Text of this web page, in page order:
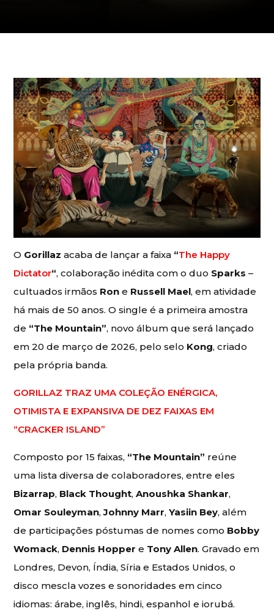
O Gorillaz acaba de lançar a faixa “The Happy
Dictator“, colaboração inédita com o duo Sparks –
cultuados irmãos Ron e Russell Mael, em atividade
há mais de 50 anos. O single é a primeira amostra
de “The Mountain”, novo álbum que será lançado
em 20 de março de 2026, pelo selo Kong, criado
pela própria banda.
GORILLAZ TRAZ UMA COLEÇÃO ENÉRGICA,
OTIMISTA E EXPANSIVA DE DEZ FAIXAS EM
“CRACKER ISLAND”
Composto por 15 faixas, “The Mountain” reúne
uma lista diversa de colaboradores, entre eles
Bizarrap, Black Thought,Anoushka Shankar,
Omar Souleyman,Johnny Marr,Yasiin Bey, além
de participações póstumas de nomes como Bobby
Womack, Dennis Hopper e Tony Allen. Gravado em
Londres, Devon, Índia, Síria e Estados Unidos, o
disco mescla vozes e sonoridades em cinco
idiomas: árabe, inglês, hindi, espanhol e iorubá.